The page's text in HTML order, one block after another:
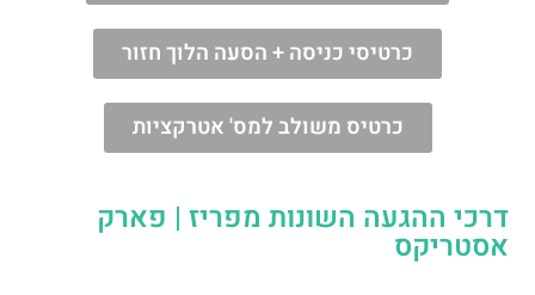
כרטיסי כניסה + הסעה הלוך חזור
כרטיס משולב למס' אטרקציות
דרכי ההגעה השונות מפריז | פארק
אסטריקס